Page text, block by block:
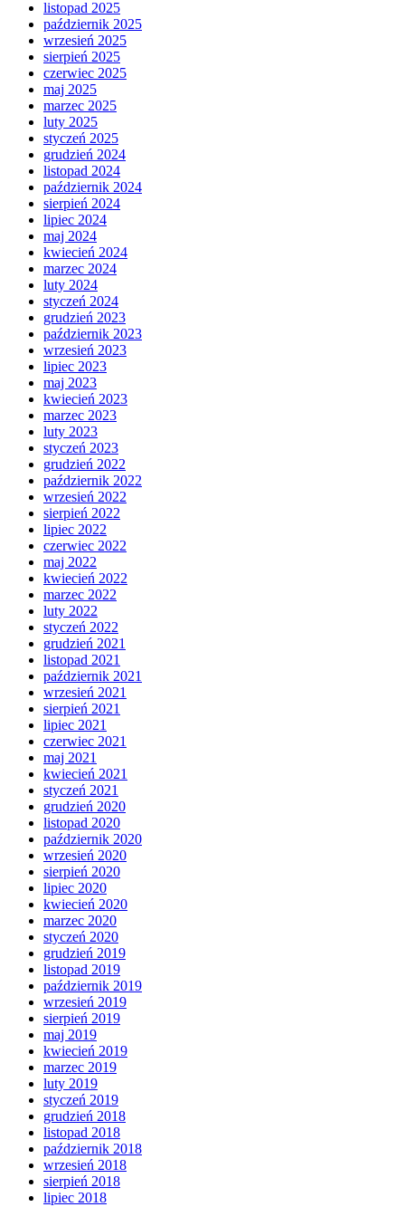
listopad 2025
październik 2025
wrzesień 2025
sierpień 2025
czerwiec 2025
maj 2025
marzec 2025
luty 2025
styczeń 2025
grudzień 2024
listopad 2024
październik 2024
sierpień 2024
lipiec 2024
maj 2024
kwiecień 2024
marzec 2024
luty 2024
styczeń 2024
grudzień 2023
październik 2023
wrzesień 2023
lipiec 2023
maj 2023
kwiecień 2023
marzec 2023
luty 2023
styczeń 2023
grudzień 2022
październik 2022
wrzesień 2022
sierpień 2022
lipiec 2022
czerwiec 2022
maj 2022
kwiecień 2022
marzec 2022
luty 2022
styczeń 2022
grudzień 2021
listopad 2021
październik 2021
wrzesień 2021
sierpień 2021
lipiec 2021
czerwiec 2021
maj 2021
kwiecień 2021
styczeń 2021
grudzień 2020
listopad 2020
październik 2020
wrzesień 2020
sierpień 2020
lipiec 2020
kwiecień 2020
marzec 2020
styczeń 2020
grudzień 2019
listopad 2019
październik 2019
wrzesień 2019
sierpień 2019
maj 2019
kwiecień 2019
marzec 2019
luty 2019
styczeń 2019
grudzień 2018
listopad 2018
październik 2018
wrzesień 2018
sierpień 2018
lipiec 2018